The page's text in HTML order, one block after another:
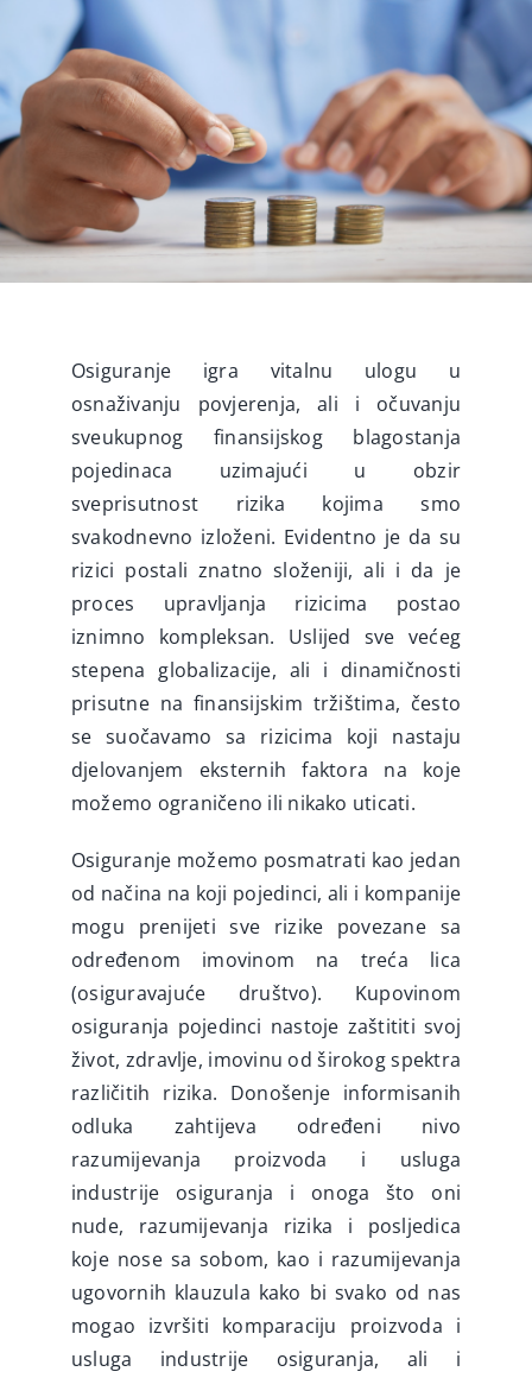
Video
Novosti
Osiguranje igra vitalnu ulogu u
osnaživanju povjerenja, ali i očuvanju
sveukupnog finansijskog blagostanja
pojedinaca uzimajući u obzir
sveprisutnost rizika kojima smo
svakodnevno izloženi. Evidentno je da su
rizici postali znatno složeniji, ali i da je
proces upravljanja rizicima postao
iznimno kompleksan. Uslijed sve većeg
stepena globalizacije, ali i dinamičnosti
prisutne na finansijskim tržištima, često
se suočavamo sa rizicima koji nastaju
djelovanjem eksternih faktora na koje
možemo ograničeno ili nikako uticati.
Osiguranje možemo posmatrati kao jedan
od načina na koji pojedinci, ali i kompanije
mogu prenijeti sve rizike povezane sa
određenom imovinom na treća lica
(osiguravajuće društvo). Kupovinom
osiguranja pojedinci nastoje zaštititi svoj
život, zdravlje, imovinu od širokog spektra
različitih rizika. Donošenje informisanih
odluka zahtijeva određeni nivo
razumijevanja proizvoda i usluga
industrije osiguranja i onoga što oni
nude, razumijevanja rizika i posljedica
koje nose sa sobom, kao i razumijevanja
ugovornih klauzula kako bi svako od nas
mogao izvršiti komparaciju proizvoda i
usluga industrije osiguranja, ali i